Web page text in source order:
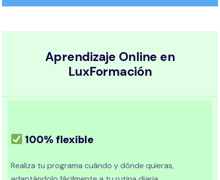
Aprendizaje Online en
LuxFormación
100% flexible
Realiza tu programa cuándo y dónde quieras,